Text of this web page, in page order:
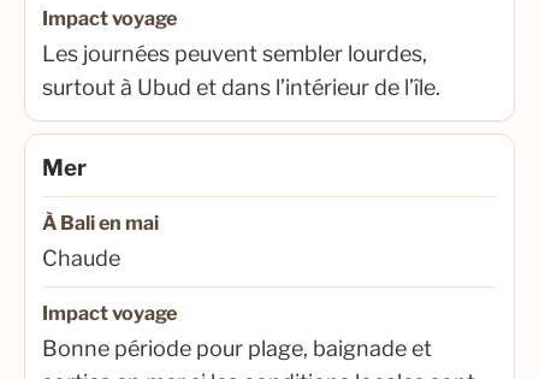
Impact voyage
Les journées peuvent sembler lourdes,
surtout à Ubud et dans l’intérieur de l’île.
Mer
À Bali en mai
Chaude
Impact voyage
Bonne période pour plage, baignade et